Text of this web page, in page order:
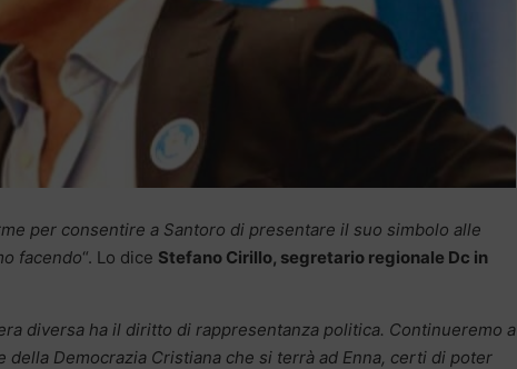
per consentire a Santoro di presentare il suo simbolo alle
facendo“. Lo dice Stefano Cirillo, segretario regionale Dc in
diversa ha il diritto di rappresentanza politica. Continueremo a
Democrazia Cristiana che si terrà ad Enna, certi di poter